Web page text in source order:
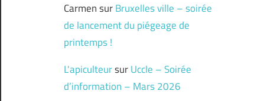
CarmensurBruxelles ville – soirée
de lancement du piégeage de
printemps !
L'apiculteursurUccle – Soirée
d’information – Mars 2026